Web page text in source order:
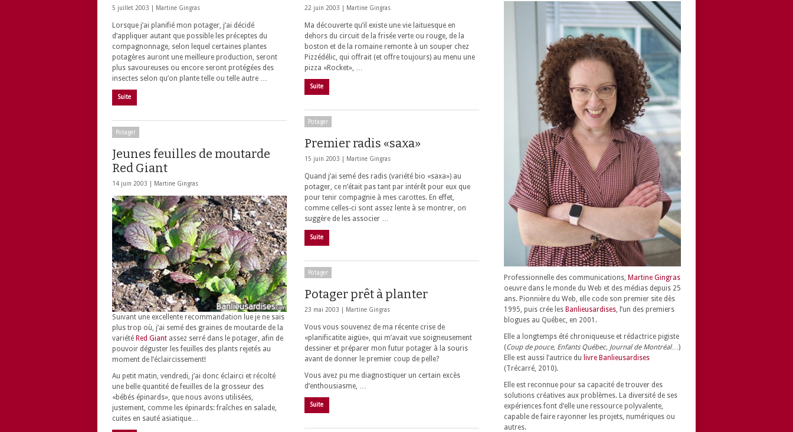
5 juillet 2003 | Martine Gingras
Lorsque j’ai planifié mon potager, j’ai décidé
d’appliquer autant que possible les préceptes du
compagnonnage, selon lequel certaines plantes
potagères auront une meilleure production, seront
plus savoureuses ou encore seront protégées des
insectes selon qu’on plante telle ou telle autre …
Suite
22 juin 2003 | Martine Gingras
Ma découverte qu’il existe une vie laituesque en
dehors du circuit de la frisée verte ou rouge, de la
boston et de la romaine remonte à un souper chez
Pizzédélic, qui offrait (et offre toujours) au menu une
pizza «Rocket», …
Suite
Potager
Premier radis «saxa»
15 juin 2003 | Martine Gingras
Quand j’ai semé des radis (variété bio «saxa») au
potager, ce n’était pas tant par intérêt pour eux que
pour tenir compagnie à mes carottes. En effet,
comme celles-ci sont assez lente à se montrer, on
suggère de les associer …
Suite
Potager
Jeunes feuilles de moutarde
Red Giant
14 juin 2003 | Martine Gingras
Suivant une excellente recommandation lue je ne sais
plus trop où, j’ai semé des graines de moutarde de la
variété Red Giant assez serré dans le potager, afin de
pouvoir déguster les feuilles des plants rejetés au
moment de l’éclaircissement!
Au petit matin, vendredi, j’ai donc éclairci et récolté
une belle quantité de feuilles de la grosseur des
«bébés épinards», que nous avons utilisées,
justement, comme les épinards: fraîches en salade,
cuites en sauté asiatique…
Potager
Potager prêt à planter
23 mai 2003 | Martine Gingras
Vous vous souvenez de ma récente crise de
«planificatite aigüe», qui m’avait vue soigneusement
dessiner et préparer mon futur potager à la souris
avant de donner le premier coup de pelle?
Vous avez pu me diagnostiquer un certain excès
d’enthousiasme, …
Suite
Professionnelle des communications, Martine Gingras
oeuvre dans le monde du Web et des médias depuis 25
ans. Pionnière du Web, elle code son premier site dès
1995, puis crée les Banlieusardises , l’un des premiers
blogues au Québec, en 2001.
Elle a longtemps été chroniqueuse et rédactrice pigiste
(Coup de pouce, Enfants Québec, Journal de Montréal…)
Elle est aussi l’autrice du livre Banlieusardises
(Trécarré, 2010).
Elle est reconnue pour sa capacité de trouver des
solutions créatives aux problèmes. La diversité de ses
expériences font d’elle une ressource polyvalente,
capable de faire rayonner les projets, numériques ou
autres.